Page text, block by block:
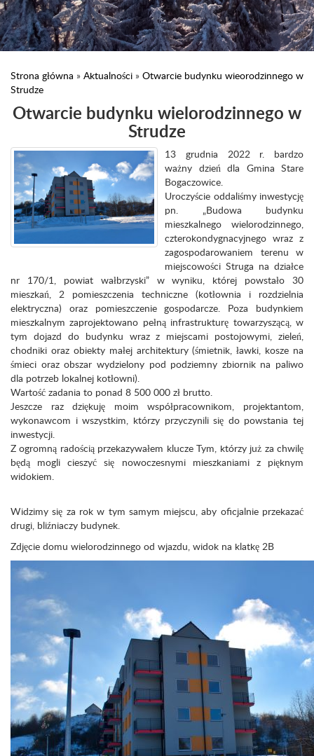
Strona główna » Aktualności » Otwarcie budynku wieorodzinnego w
Strudze
Otwarcie budynku wielorodzinnego w
Strudze
13 grudnia 2022 r. bardzo
ważny dzień dla Gmina Stare
Bogaczowice.
Uroczyście oddaliśmy inwestycję
pn. „Budowa budynku
mieszkalnego wielorodzinnego,
czterokondygnacyjnego wraz z
zagospodarowaniem terenu w
miejscowości Struga na działce
nr 170/1, powiat wałbrzyski” w wyniku, której powstało 30
mieszkań, 2 pomieszczenia techniczne (kotłownia i rozdzielnia
elektryczna) oraz pomieszczenie gospodarcze. Poza budynkiem
mieszkalnym zaprojektowano pełną infrastrukturę towarzyszącą, w
tym dojazd do budynku wraz z miejscami postojowymi, zieleń,
chodniki oraz obiekty małej architektury (śmietnik, ławki, kosze na
śmieci oraz obszar wydzielony pod podziemny zbiornik na paliwo
dla potrzeb lokalnej kotłowni).
Wartość zadania to ponad 8 500 000 zł brutto.
Jeszcze raz dziękuję moim współpracownikom, projektantom,
wykonawcom i wszystkim, którzy przyczynili się do powstania tej
inwestycji.
Z ogromną radością przekazywałem klucze Tym, którzy już za chwilę
będą mogli cieszyć się nowoczesnymi mieszkaniami z pięknym
widokiem.
Widzimy się za rok w tym samym miejscu, aby oficjalnie przekazać
drugi, bliźniaczy budynek.
Zdjęcie domu wielorodzinnego od wjazdu, widok na klatkę 2B